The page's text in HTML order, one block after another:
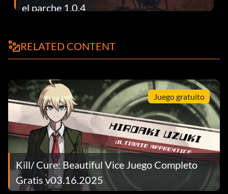
el parche 1.0.4
RELATED CONTENT
Juego gratuito
Kill/ Cure: Beautiful Vice Juego Completo
Gratis v03.16.2025